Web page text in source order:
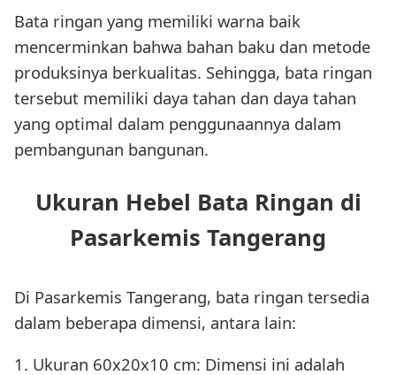
Bata ringan yang memiliki warna baik
mencerminkan bahwa bahan baku dan metode
produksinya berkualitas. Sehingga, bata ringan
tersebut memiliki daya tahan dan daya tahan
yang optimal dalam penggunaannya dalam
pembangunan bangunan.
Ukuran Hebel Bata Ringan di
Pasarkemis Tangerang
Di Pasarkemis Tangerang, bata ringan tersedia
dalam beberapa dimensi, antara lain:
1. Ukuran 60x20x10 cm: Dimensi ini adalah